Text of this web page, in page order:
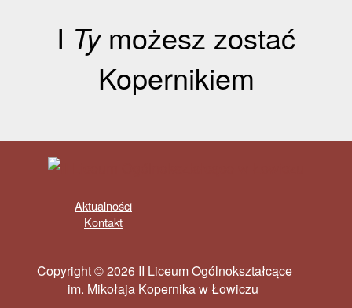
I Tymożesz zostać
Kopernikiem
Aktualności
Kontakt
Copyright © 2026 II Liceum Ogólnokształcące
im. Mikołaja Kopernika w Łowiczu